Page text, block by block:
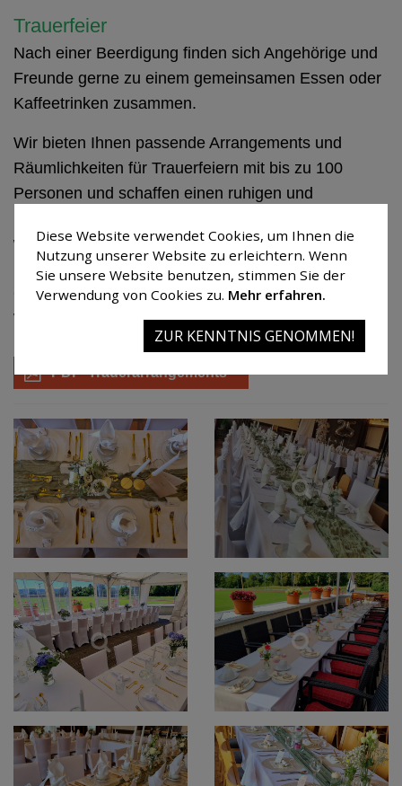
Diese Website verwendet Cookies, um Ihnen die
Nutzung unserer Website zu erleichtern. Wenn
Sie unsere Website benutzen, stimmen Sie der
Verwendung von Cookies zu. Mehr erfahren.
ZUR KENNTNIS GENOMMEN!
Trauerfeier
Nach einer Beerdigung finden sich Angehörige und
Freunde gerne zu einem gemeinsamen Essen oder
Kaffeetrinken zusammen.
Wir bieten Ihnen passende Arrangements und
Räumlichkeiten für Trauerfeiern mit bis zu 100
Personen und schaffen einen ruhigen und
wir unser Haus bei entsprechender Arrangement-
Buchung auch außerhalb unserer regulären
Öffnungszeiten.
Weitere Informationen zu unseren Angeboten finden
Sie in unseren Trauerarrangements.
PDF Trauerarrangements